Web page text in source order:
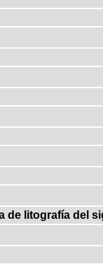
de litografía del